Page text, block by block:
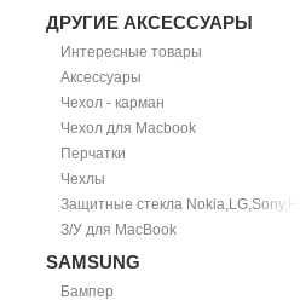
ДРУГИЕ АКСЕССУАРЫ
Интересные товары
Аксессуары
Чехол - карман
Чехол для Macbook
Перчатки
Чехлы
Защитные стекла
З/У для MacBook
SAMSUNG
Бампер